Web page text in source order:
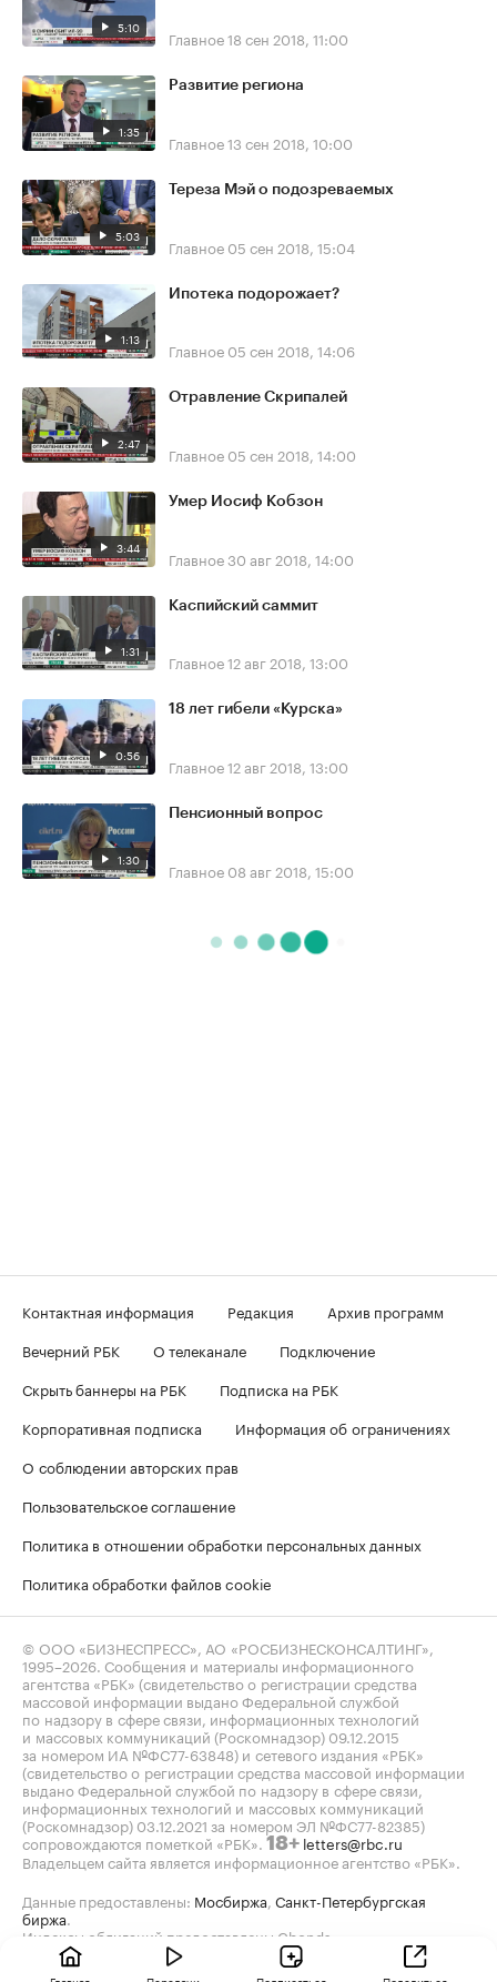
5:10 Главное18 сен 2018, 11:00
1:35
Развитие региона
Главное13 сен 2018, 10:00
5:03
Тереза Мэй о подозреваемых
Главное 05 сен 2018, 15:04
1:13
Ипотека подорожает?
Главное 05 сен 2018, 14:06
2:47
Отравление Скрипалей
Главное 05 сен 2018, 14:00
3:44
Умер Иосиф Кобзон
Главное30 авг 2018, 14:00
1:31
Каспийский саммит
Главное12 авг 2018, 13:00
0:56
18 лет гибели «Курска»
Главное12 авг 2018, 13:00
1:30
Пенсионный вопрос
Главное 08 авг 2018, 15:00
Контактная информация Редакция
Архив программ
Вечерний РБК
О телеканале
Подключение
Скрыть баннеры на РБК
Подписка на РБК
Корпоративная подписка
Информация об ограничениях
О соблюдении авторских прав
Пользовательское соглашение
Политика в отношении обработки персональных данных
Политика обработки файлов cookie
© ООО «БИЗНЕСПРЕСС», АО «РОСБИЗНЕСКОНСАЛТИНГ»,
1995–2026 . Сообщения и материалы информационного
агентства «РБК» (свидетельство о регистрации средства
массовой информации выдано Федеральной службой
по надзору в сфере связи, информационных технологий
и массовых коммуникаций (Роскомнадзор) 09.12.2015
за номером ИА №ФС77-63848) и сетевого издания «РБК»
(свидетельство о регистрации средства массовой информации
выдано Федеральной службой по надзору в сфере связи,
информационных технологий и массовых коммуникаций
(Роскомнадзор) 03.12.2021 за номером ЭЛ №ФС77-82385)
сопровождаются пометкой «РБК». 18+ letters@rbc.ru
Владельцем сайта является информационное агентство «РБК».
Данные предоставлены: Мосбиржа Санкт-Петербургская
биржа
Индексы облигаций предоставлены Cbonds.